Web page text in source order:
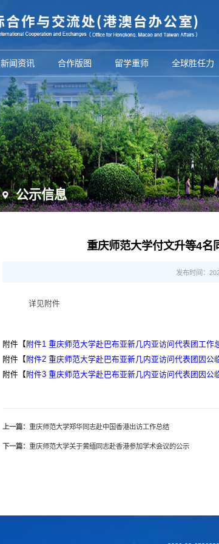
新闻资讯 合作版图 留学重师 全球胜任力
公示信息
重庆师范大学付文升等4名
发布时间：
详见附件
附件【 附件1 重庆师范大学赴巴布亚新几内亚访问代表团工作
附件【 附件2 重庆师范大学赴巴布亚新几内亚访问代表团因公
附件【 附件3 重庆师范大学赴巴布亚新几内亚访问代表团因
上一篇： 重庆师范大学郑华同志赴中国香港出访工作总结
下一篇： 重庆师范大学关于黄缅同志赴香港参加学术会议的公示